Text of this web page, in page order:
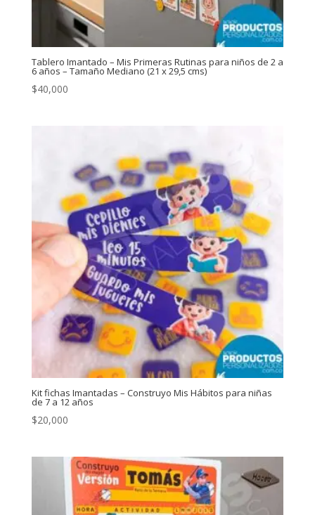
Tablero Imantado – Mis Primeras Rutinas para niños de 2 a
6 años – Tamaño Mediano (21 x 29,5 cms)
$40,000
Kit fichas Imantadas – Construyo Mis Hábitos para niñas
de 7 a 12 años
$20,000